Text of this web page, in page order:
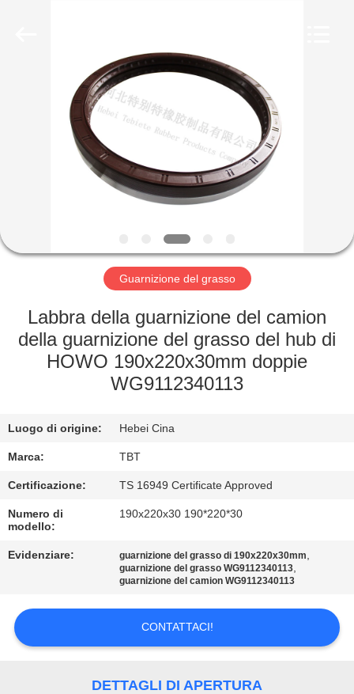
PRODOTTI
GIRO
FABBRICA
CONTROLLO
CONTATTICI
NOTIZIE
CASI
MAPPA
DEL
Guarnizione del grasso
Labbra della guarnizione del camion
della guarnizione del grasso del hub di
HOWO 190x220x30mm doppie
WG9112340113
Luogo di origine: Hebei Cina
Marca: TBT
Certificazione: TS 16949 Certificate Approved
Numero di
modello:
190x220x30 190*220*30
Evidenziare: guarnizione del grasso di 190x220x30mm,
guarnizione del grasso WG9112340113,
guarnizione del camion WG9112340113
CONTATTACI!
DETTAGLI DI APERTURA